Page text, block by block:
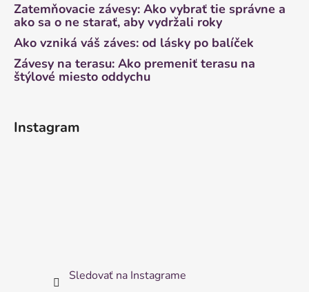
Zatemňovacie závesy: Ako vybrať tie správne a
ako sa o ne starať, aby vydržali roky
Ako vzniká váš záves: od lásky po balíček
Závesy na terasu: Ako premeniť terasu na
štýlové miesto oddychu
Instagram
Sledovať na Instagrame